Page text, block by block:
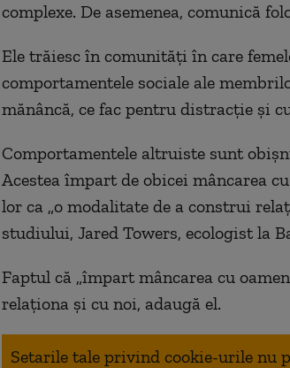
complexe. De asemenea, comunică
Ele trăiesc în comunități în care
comportamentele sociale ale
mănâncă, ce fac pentru distracție și
Comportamentele altruiste sunt
Acestea împart de obicei mâncarea
lor ca „o modalitate de a construi
studiului, Jared Towers, ecologist la
Faptul că „împart mâncarea cu
relaționa și cu noi, adaugă el.
Setarile tale privind cookie-urile nu